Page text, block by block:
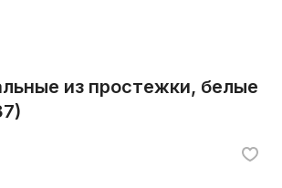
из простежки, белые